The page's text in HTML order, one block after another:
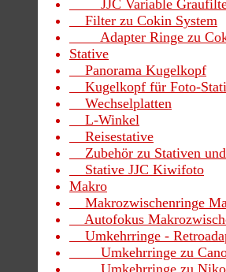
JJC Variable
Filter zu Cokin System
Adapter Ringe zu
Stative
Panorama Kugelkopf
Kugelkopf für Foto-
Wechselplatten
L-Winkel
Reisestative
Zubehör zu Stativen
Stative JJC Kiwifoto
Makro
Makrozwischenringe
Autofokus
Umkehrringe -
Umkehrringe zu